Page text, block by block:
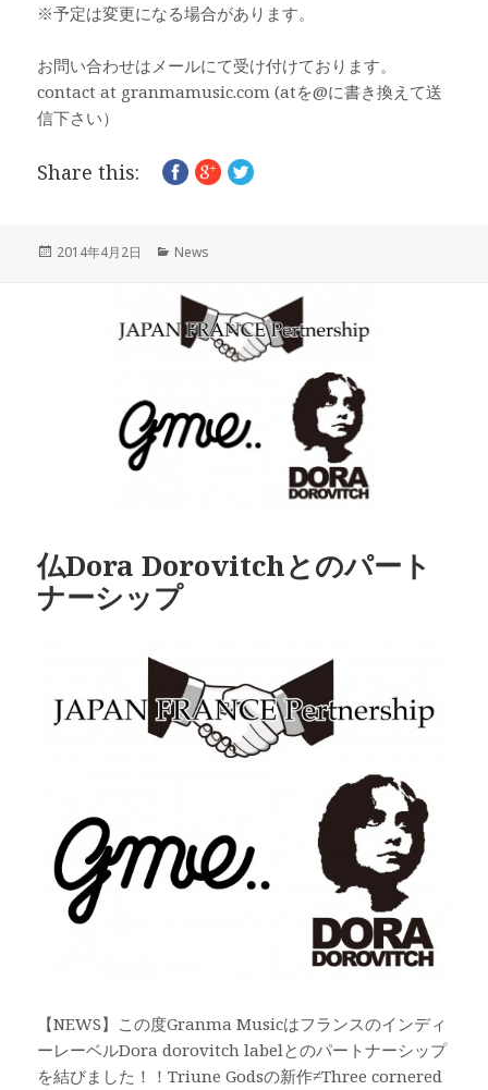
※予定は変更になる場合があります。
お問い合わせはメールにて受け付けております。
contact at granmamusic.com (atを@に書き換えて送
信下さい）
Share this:
投
2014年4月2日
カ
ゴ
ー
News
仏Dora Dorovitchとのパート
ナーシップ
【NEWS】この度Granma Musicはフランスのインディ
ーレーベルDora dorovitch labelとのパートナーシップ
を結びました！！Triune Godsの新作≠Three cornered